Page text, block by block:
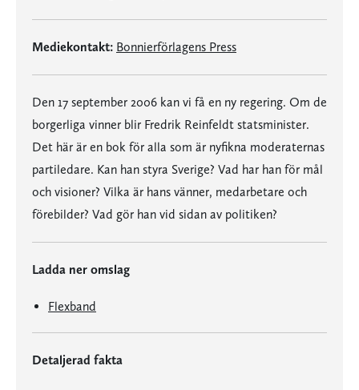
Mediekontakt: Bonnierförlagens Press
Den 17 september 2006 kan vi få en ny regering. Om de
borgerliga vinner blir Fredrik Reinfeldt statsminister.
Det här är en bok för alla som är nyfikna moderaternas
partiledare. Kan han styra Sverige? Vad har han för mål
och visioner? Vilka är hans vänner, medarbetare och
förebilder? Vad gör han vid sidan av politiken?
Ladda ner omslag
Flexband
Detaljerad fakta